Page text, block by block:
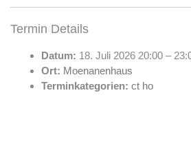
Termin Details
Datum: 18. Juli 2026 20:00 –
Ort: Moenanenhaus
Terminkategorien: ct ho